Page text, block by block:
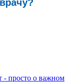
- просто о важном